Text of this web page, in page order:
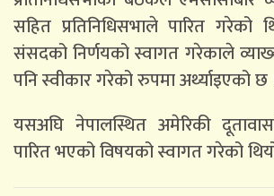
सहित प्रतिनिधिसभाले पारित गरेको
संसदको निर्णयको स्वागत गरेकाले
पनि स्वीकार गरेको रुपमा अर्थ्याइएको छ
यसअघि नेपालस्थित अमेरिकी
पारित भएको विषयको स्वागत गरेको